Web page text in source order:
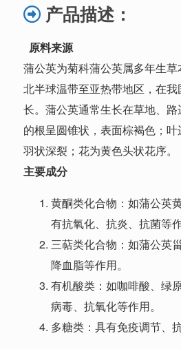
产品描述：
原料来源
蒲公英为菊科蒲公英属多年生
北半球温带至亚热带地区，在
长。蒲公英通常生长在草地、
的根呈圆锥状，表面棕褐色；
羽状深裂；花为黄色头状花序。
主要成分
黄酮类化合物：如蒲公英
有抗氧化、抗炎、抗菌等作
三萜类化合物：如蒲公英
降血脂等作用。
有机酸类：如咖啡酸、绿
病毒、抗氧化等作用。
多糖类：具有免疫调节、